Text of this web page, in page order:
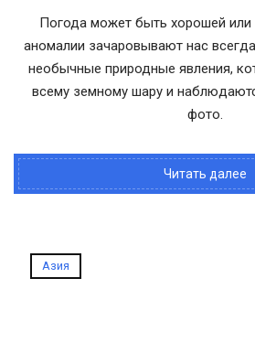
Погода может быть хорошей или
аномалии зачаровывают нас
необычные природные явления,
всему земному шару и
фото.
Читать далее
Азия